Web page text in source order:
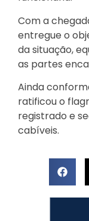
Com a
entregue o
da situação,
as partes
Ainda
ratificou o
registrado e
cabíveis.